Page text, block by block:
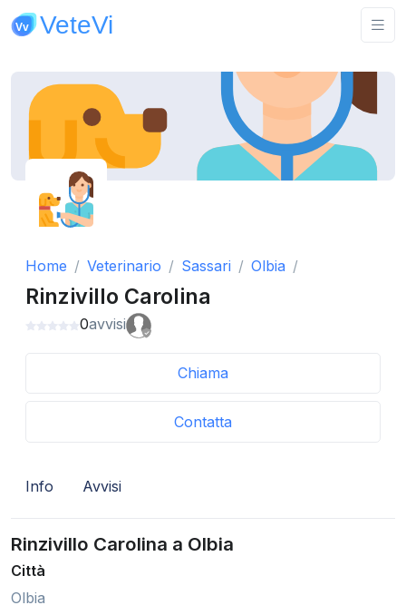
Home Veterinario Sassari Olbia
Rinzivillo Carolina
0avvisi
Chiama
Contatta
Info Avvisi
Rinzivillo Carolina a Olbia
Città
Olbia